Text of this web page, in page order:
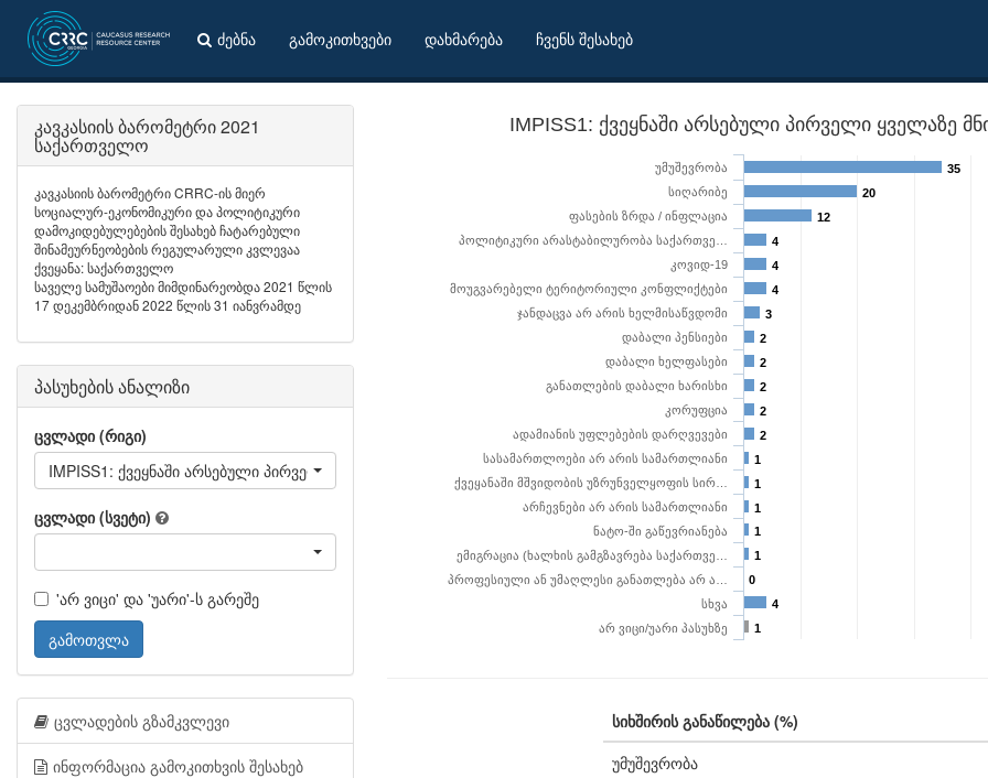
ძებნა გამოკითხვები დახმარება ჩვენს შესახებ
IMPISS1: ქვეყნაში არსებული პირველი ყველაზე
35
20
12
4
4
4
3
2
2
2
2
2
1
1
1
1
1
0
4
1
უმუშევრობა
სიღარიბე
ფასების ზრდა / ინფლაცია
პოლიტიკური არასტაბილურობა საქართვე…
კოვიდ-19
მოუგვარებელი ტერიტორიული კონფლიქტები
ჯანდაცვა არ არის ხელმისაწვდომი
დაბალი პენსიები
დაბალი ხელფასები
განათლების დაბალი ხარისხი
კორუფცია
ადამიანის უფლებების დარღვევები
სასამართლოები არ არის სამართლიანი
ქვეყანაში მშვიდობის უზრუნველყოფის სირ…
არჩევნები არ არის სამართლიანი
ნატო-ში გაწევრიანება
ემიგრაცია (ხალხის გამგზავრება საქართვე…
პროფესიული ან უმაღლესი განათლება არ ა…
სხვა
არ ვიცი/უარი პასუხზე
სიხშირის განაწილება (%)
უმუშევრობა
კავკასიის ბარომეტრი 2021
საქართველო
კავკასიის ბარომეტრი CRRC-ის მიერ
სოციალურ-ეკონომიკური და პოლიტიკური
დამოკიდებულებების შესახებ ჩატარებული
შინამეურნეობების რეგულარული კვლევაა
ქვეყანა: საქართველო
საველე სამუშაოები მიმდინარეობდა 2021 წლის
17 დეკემბრიდან 2022 წლის 31 იანვრამდე
პასუხების ანალიზი
ცვლადი (რიგი)
IMPISS1: ქვეყნაში არსებული პირველი ყველაზე მნიშვნელოვანი პრობლემა
ცვლადი (სვეტი)
'არ ვიცი' და 'უარი'-ს გარეშე
გამოთვლა
ცვლადების გზამკვლევი
ინფორმაცია გამოკითხვის შესახებ